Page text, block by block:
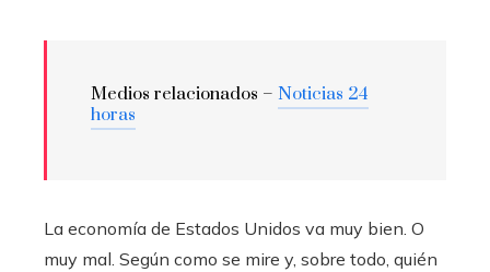
Medios relacionados – Noticias 24
horas
La economía de Estados Unidos va muy bien. O
muy mal. Según como se mire y, sobre todo, quién